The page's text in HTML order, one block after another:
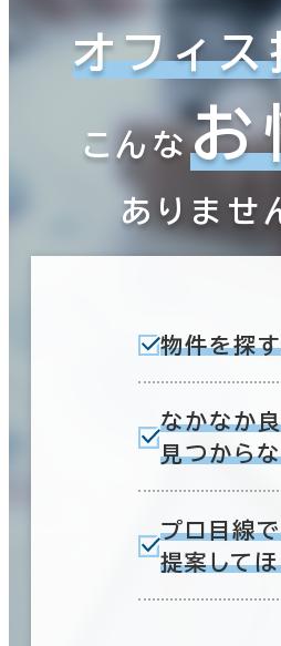
オフィ
こんなお
ありませ
物件を探
なかなか
見つから
プロ目線
提案して